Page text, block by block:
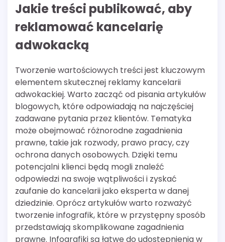
Jakie treści publikować, aby
reklamować kancelarię
adwokacką
Tworzenie wartościowych treści jest kluczowym
elementem skutecznej reklamy kancelarii
adwokackiej. Warto zacząć od pisania artykułów
blogowych, które odpowiadają na najczęściej
zadawane pytania przez klientów. Tematyka
może obejmować różnorodne zagadnienia
prawne, takie jak rozwody, prawo pracy, czy
ochrona danych osobowych. Dzięki temu
potencjalni klienci będą mogli znaleźć
odpowiedzi na swoje wątpliwości i zyskać
zaufanie do kancelarii jako eksperta w danej
dziedzinie. Oprócz artykułów warto rozważyć
tworzenie infografik, które w przystępny sposób
przedstawiają skomplikowane zagadnienia
prawne. Infografiki są łatwe do udostępnienia w